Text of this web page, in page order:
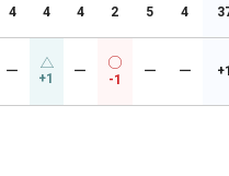
4 4 4 2 5 4
ー +1 ー
-1
ー ー